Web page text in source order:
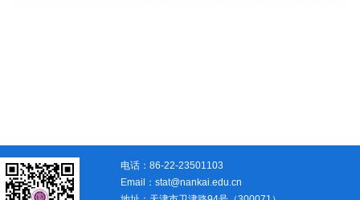
电话：86-22-23501103
Email：stat@nankai.edu.cn